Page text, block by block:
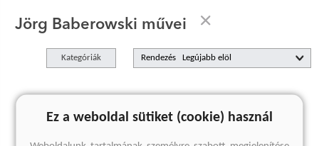
Jörg Baberowski művei
Kategóriák Rendezés
A keresett kifejezésre nincs találat
Ez a weboldal sütiket (cookie) használ